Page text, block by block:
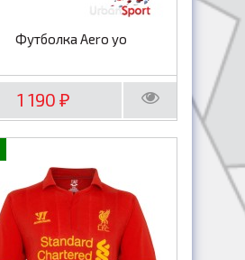
Футболка Aero yo
1 190 ₽